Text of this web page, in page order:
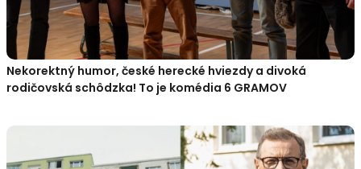
Nekorektný humor, české herecké hviezdy a divoká
rodičovská schôdzka! To je komédia 6 GRAMOV